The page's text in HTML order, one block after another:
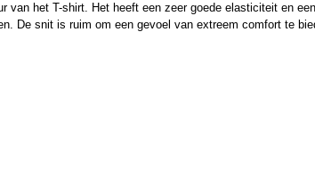
van het T-shirt. Het heeft een zeer goede elasticiteit en
De snit is ruim om een gevoel van extreem comfort te